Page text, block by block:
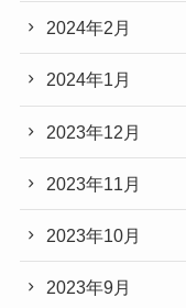
2024年2月
2024年1月
2023年12月
2023年11月
2023年10月
2023年9月